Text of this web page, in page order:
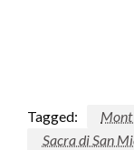
Tagged:
Mont
Sacra di San